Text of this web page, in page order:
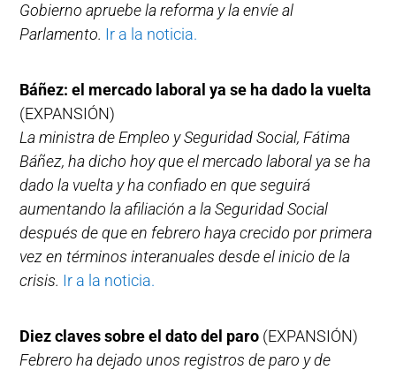
Gobierno apruebe la reforma y la envíe al
Parlamento. Ir a la noticia.
Báñez: el mercado laboral ya se ha dado la vuelta
(EXPANSIÓN)
La ministra de Empleo y Seguridad Social, Fátima
Báñez, ha dicho hoy que el mercado laboral ya se ha
dado la vuelta y ha confiado en que seguirá
aumentando la afiliación a la Seguridad Social
después de que en febrero haya crecido por primera
vez en términos interanuales desde el inicio de la
crisis. Ir a la noticia.
Diez claves sobre el dato del paro (EXPANSIÓN)
Febrero ha dejado unos registros de paro y de